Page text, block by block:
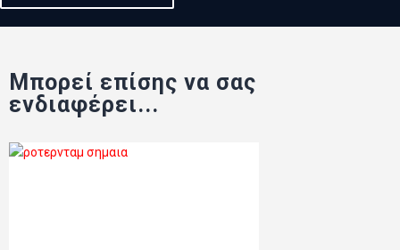
Μπορεί επίσης να σας
ενδιαφέρει...